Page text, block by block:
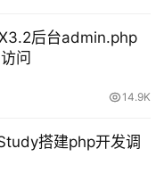
后台admin.php
问
14.9K
搭建php开发调